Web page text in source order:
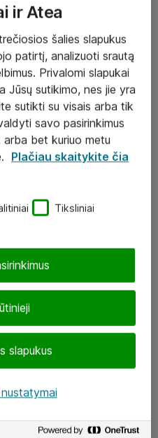
ir Atea
šalies slapukus
patirtį, analizuoti srautą
Privalomi slapukai
Jūsų sutikimo, nes jie yra
sutikti su visais arba tik
savo pasirinkimus
arba bet kuriuo metu
Plačiau skaitykite čia
Tiksliniai
slapukus